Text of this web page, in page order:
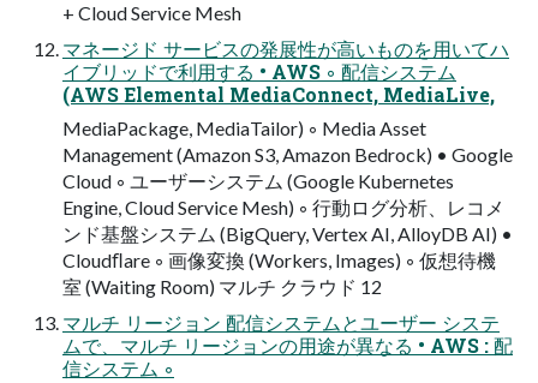
+ Cloud Service Mesh
マネージド サービスの発展性が高いものを用いてハ
イブリッドで利用する • AWS ◦ 配信システム
(AWS Elemental MediaConnect, MediaLive,
MediaPackage, MediaTailor) ◦ Media Asset
Management (Amazon S3, Amazon Bedrock) • Google
Cloud ◦ ユーザーシステム (Google Kubernetes
Engine, Cloud Service Mesh) ◦ 行動ログ分析、レコメ
ンド基盤システム (BigQuery, Vertex AI, AlloyDB AI) •
Cloudﬂare ◦ 画像変換 (Workers, Images) ◦ 仮想待機
室 (Waiting Room) マルチ クラウド 12
マルチ リージョン 配信システムとユーザー システ
ムで、マルチ リージョンの用途が異なる • AWS : 配
信システム ◦